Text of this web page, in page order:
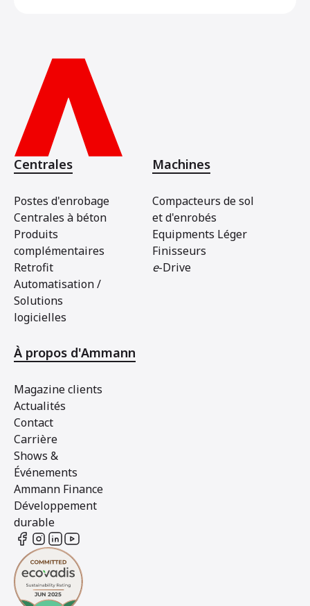
Centrales
Postes d'enrobage
Centrales à béton
Produits
complémentaires
Retrofit
Automatisation /
Solutions
logicielles
Machines
Compacteurs de sol
et d'enrobés
Equipments Léger
Finisseurs
e-Drive
À propos d'Ammann
Magazine clients
Actualités
Contact
Carrière
Shows &
Événements
Ammann Finance
Développement
durable